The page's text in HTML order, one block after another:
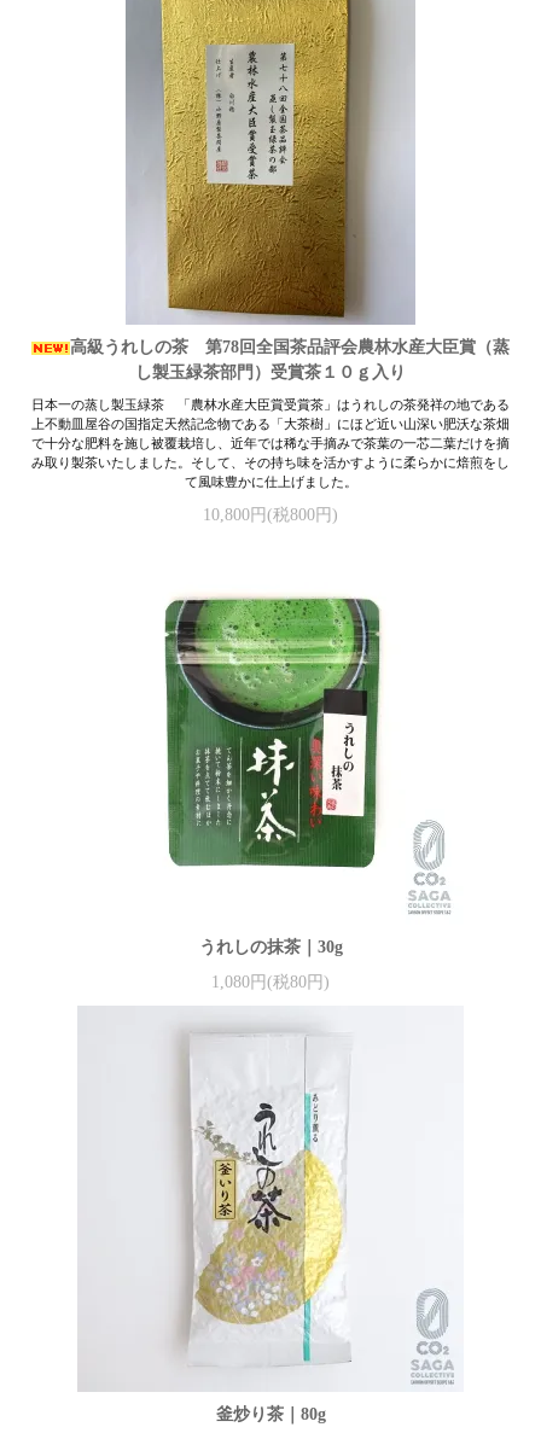
高級うれしの茶 第78回全国茶品評会農林水産大臣賞（蒸
し製玉緑茶部門）受賞茶１０ｇ入り
日本一の蒸し製玉緑茶 「農林水産大臣賞受賞茶」はうれしの茶発祥の地である
上不動皿屋谷の国指定天然記念物である「大茶樹」にほど近い山深い肥沃な茶畑
で十分な肥料を施し被覆栽培し、近年では稀な手摘みで茶葉の一芯二葉だけを摘
み取り製茶いたしました。そして、その持ち味を活かすように柔らかに焙煎をし
て風味豊かに仕上げました。
10,800円(税800円)
うれしの抹茶｜30g
1,080円(税80円)
釜炒り茶｜80g